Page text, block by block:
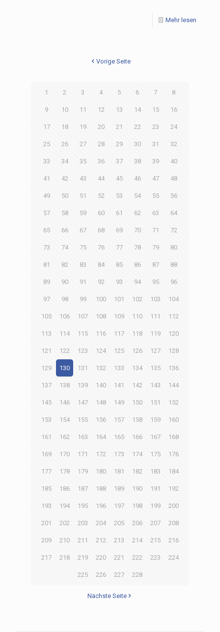
Mehr lesen
Vorige Seite
1 2 3 4 5 6 7 8
9 10 11 12 13 14 15 16
17 18 19 20 21 22 23 24
25 26 27 28 29 30 31 32
33 34 35 36 37 38 39 40
41 42 43 44 45 46 47 48
49 50 51 52 53 54 55 56
57 58 59 60 61 62 63 64
65 66 67 68 69 70 71 72
73 74 75 76 77 78 79 80
81 82 83 84 85 86 87 88
89 90 91 92 93 94 95 96
97 98 99 100 101 102 103 104
105 106 107 108 109 110 111 112
113 114 115 116 117 118 119 120
121 122 123 124 125 126 127 128
129 130 131 132 133 134 135 136
137 138 139 140 141 142 143 144
145 146 147 148 149 150 151 152
153 154 155 156 157 158 159 160
161 162 163 164 165 166 167 168
169 170 171 172 173 174 175 176
177 178 179 180 181 182 183 184
185 186 187 188 189 190 191 192
193 194 195 196 197 198 199 200
201 202 203 204 205 206 207 208
209 210 211 212 213 214 215 216
217 218 219 220 221 222 223 224
225 226 227 228
Nächste Seite